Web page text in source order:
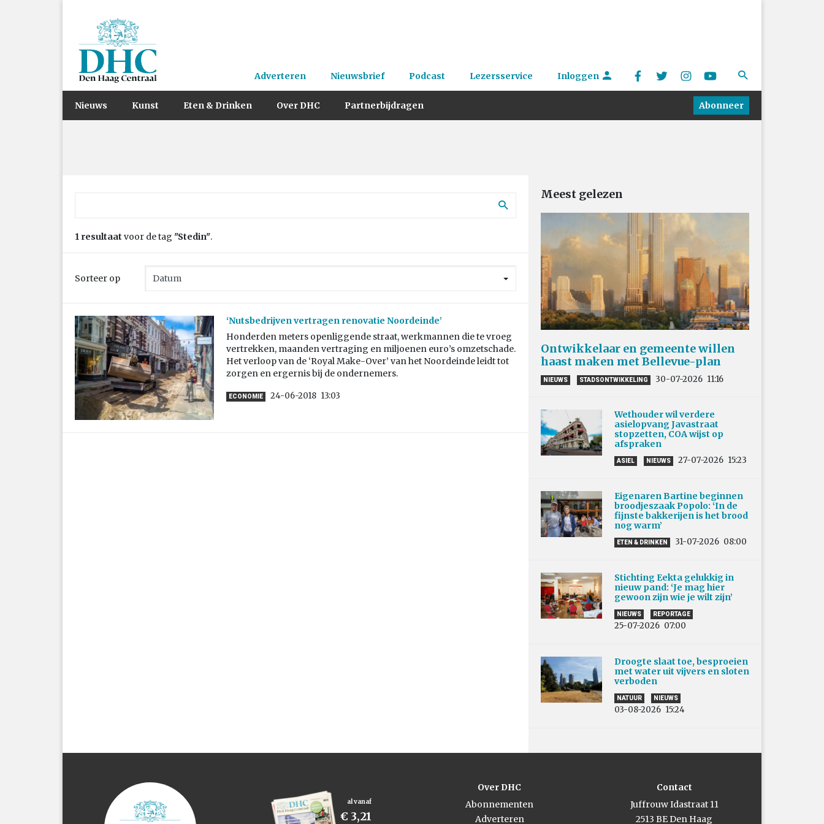
Adverteren Nieuwsbrief Podcast Lezersservice Inloggen
Nieuws Kunst Eten & Drinken Over DHC Partnerbijdragen Abonneer
1 resultaat voor de tag "Stedin".
Sorteer op
‘Nutsbedrijven vertragen renovatie Noordeinde’
Honderden meters openliggende straat, werkmannen die te vroeg
vertrekken, maanden vertraging en miljoenen euro’s omzetschade.
Het verloop van de ‘Royal Make-Over’ van het Noordeinde leidt tot
zorgen en ergernis bij de ondernemers.
ECONOMIE 24-06-2018 13:03
Meest gelezen
Ontwikkelaar en gemeente willen
haast maken met Bellevue-plan
NIEUWS STADSONTWIKKELING 30-07-2026 11:16
Wethouder wil verdere
asielopvang Javastraat
stopzetten, COA wijst op
afspraken
ASIEL NIEUWS 27-07-2026 15:23
Eigenaren Bartine beginnen
broodjeszaak Popolo: ‘In de
fijnste bakkerijen is het brood
nog warm’
ETEN & DRINKEN 31-07-2026 08:00
Stichting Eekta gelukkig in
nieuw pand: ‘Je mag hier
gewoon zijn wie je wilt zijn’
NIEUWS REPORTAGE
25-07-2026 07:00
Droogte slaat toe, besproeien
met water uit vijvers en sloten
verboden
NATUUR NIEUWS
03-08-2026 15:24
al vanaf
€ 3,21
Over DHC
Abonnementen
Adverteren
Contact
Juffrouw Idastraat 11
2513 BE Den Haag